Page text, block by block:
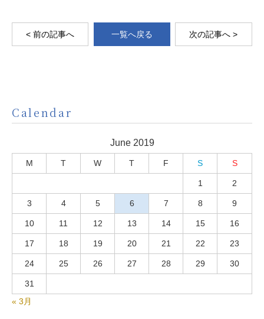
< 前の記事へ 一覧へ戻る 次の記事へ >
Calendar
June 2019
M T W T F S S
1 2
3 4 5 6 7 8 9
10 11 12 13 14 15 16
17 18 19 20 21 22 23
24 25 26 27 28 29 30
31
« 3月